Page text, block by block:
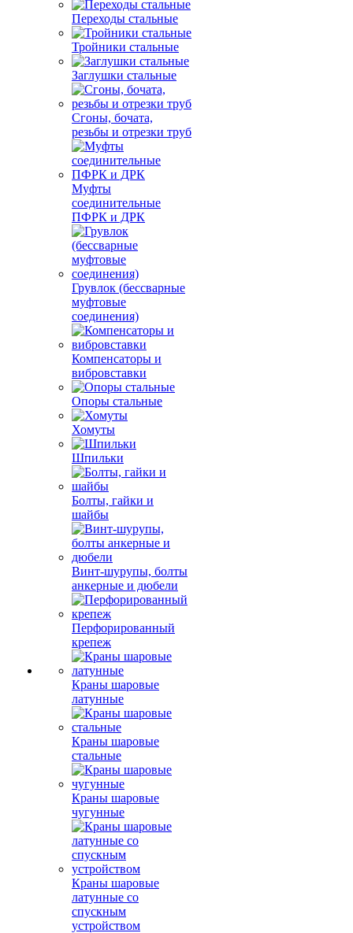
Переходы стальные
Тройники стальные
Заглушки стальные
Сгоны, бочата,
резьбы и отрезки труб
Муфты
соединительные
ПФРК и ДРК
Грувлок (бессварные
муфтовые
соединения)
Компенсаторы и
вибровставки
Опоры стальные
Хомуты
Шпильки
Болты, гайки и
шайбы
Винт-шурупы, болты
анкерные и дюбели
Перфорированный
крепеж
Краны шаровые
латунные
Краны шаровые
стальные
Краны шаровые
чугунные
Краны шаровые
латунные со
спускным
устройством